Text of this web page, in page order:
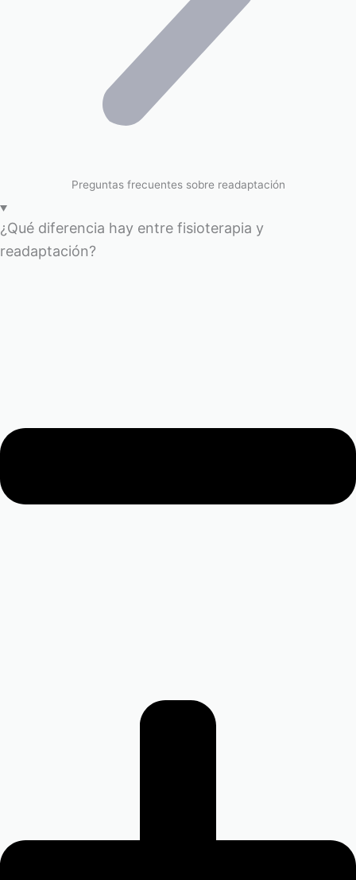
Preguntas frecuentes sobre readaptación
¿Qué diferencia hay entre fisioterapia y
readaptación?